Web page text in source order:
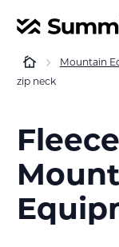
Mountain
zip neck